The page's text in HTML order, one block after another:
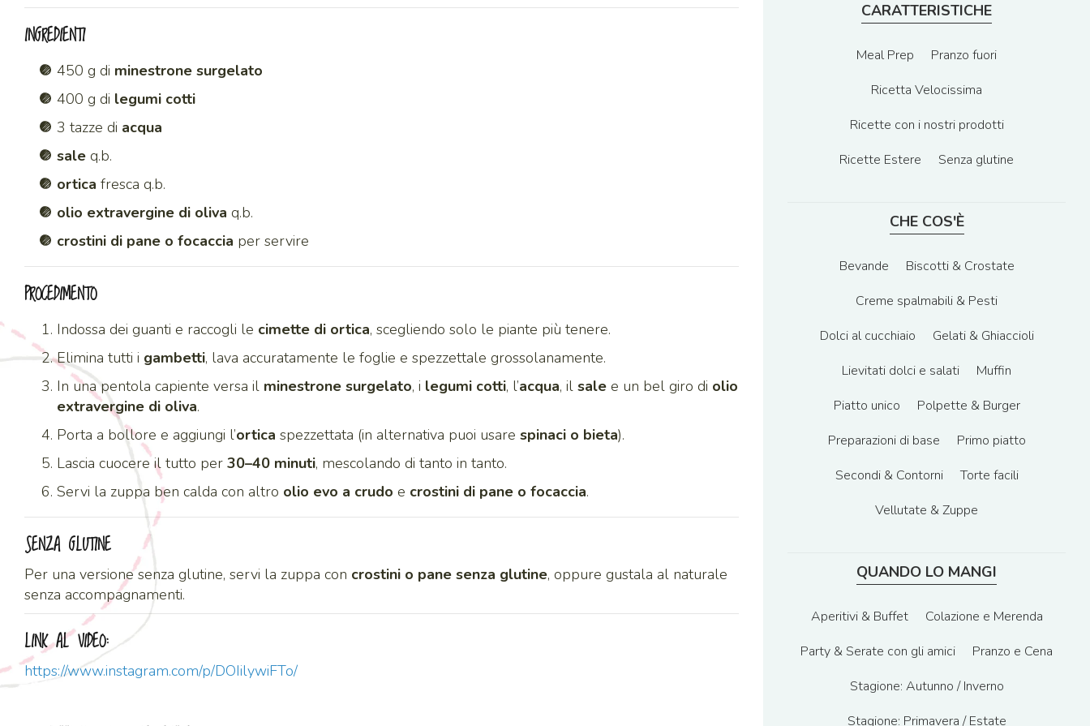
INGREDIENTI
450 g di minestrone surgelato
400 g di legumi cotti
3 tazze di acqua
sale q.b.
ortica fresca q.b.
olio extravergine di oliva q.b.
crostini di pane o focaccia per servire
PROCEDIMENTO
Indossa dei guanti e raccogli le cimette di ortica, scegliendo solo le piante più tenere.
Elimina tutti i gambetti, lava accuratamente le foglie e spezzettale grossolanamente.
In una pentola capiente versa il minestrone surgelato, i legumi cotti, l’acqua, il sale e un bel giro di olio
extravergine di oliva.
Porta a bollore e aggiungi l’ortica spezzettata (in alternativa puoi usare spinaci o bieta).
Lascia cuocere il tutto per 30–40 minuti, mescolando di tanto in tanto.
Servi la zuppa ben calda con altro olio evo a crudo e crostini di pane o focaccia.
SENZA GLUTINE
Per una versione senza glutine, servi la zuppa con crostini o pane senza glutine, oppure gustala al naturale
senza accompagnamenti.
LINK AL VIDEO:
https://www.instagram.com/p/DOIilywiFTo/
CARATTERISTICHE
Meal Prep
Pranzo fuori
Ricetta Velocissima
Ricette con i nostri prodotti
Ricette Estere
Senza glutine
CHE COS'È
Bevande
Biscotti & Crostate
Creme spalmabili & Pesti
Dolci al cucchiaio
Gelati & Ghiaccioli
Lievitati dolci e salati
Muffin
Piatto unico
Polpette & Burger
Preparazioni di base
Primo piatto
Secondi & Contorni
Torte facili
Vellutate & Zuppe
QUANDO LO MANGI
Aperitivi & Buffet
Colazione e Merenda
Party & Serate con gli amici
Pranzo e Cena
Stagione: Autunno / Inverno
Stagione: Primavera / Estate